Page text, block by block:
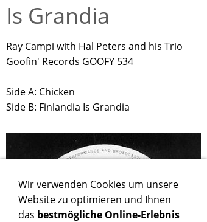
Is Grandia
Ray Campi with Hal Peters and his Trio
Goofin' Records GOOFY 534
Side A: Chicken
Side B: Finlandia Is Grandia
Wir verwenden Cookies um unsere
Website zu optimieren und Ihnen
das bestmögliche Online-Erlebnis